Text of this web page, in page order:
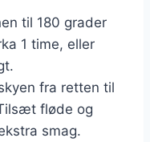
til 180 grader
1 time, eller
fra retten til
fløde og
smag.